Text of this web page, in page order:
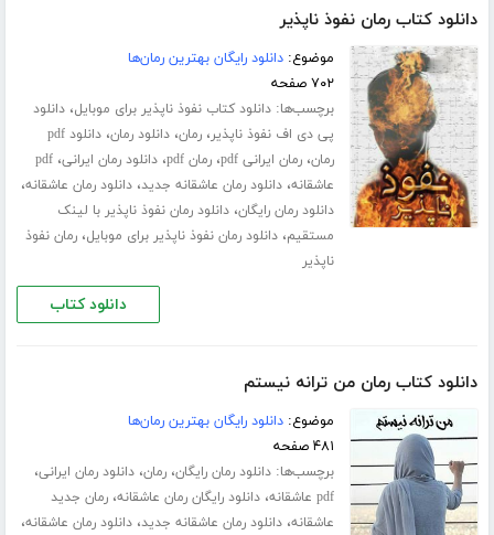
دانلود کتاب رمان نفوذ ناپذیر
موضوع:دانلود رایگان بهترین رمان‌ها
۷۰۲ صفحه
برچسب‌ها:دانلود کتاب نفوذ ناپذیر برای موبایل،دانلود
پی دی اف نفوذ ناپذیر،رمان،دانلود رمان،
دانلود pdf
رمان،رمان ایرانی pdf ،رمان pdf ،دانلود رمان ایرانی،pdf
عاشقانه،دانلود رمان عاشقانه جدید،دانلود رمان عاشقانه،
دانلود رمان رایگان،دانلود رمان نفوذ ناپذیر با لینک
مستقیم،دانلود رمان نفوذ ناپذیر برای موبایل،رمان نفوذ
ناپذیر
دانلود کتاب
دانلود کتاب رمان من ترانه نیستم
موضوع:دانلود رایگان بهترین رمان‌ها
۴۸۱ صفحه
برچسب‌ها:دانلود رمان رایگان،رمان،دانلود رمان ایرانی،
pdf عاشقانه ،دانلود رایگان رمان عاشقانه،رمان جدید
عاشقانه،دانلود رمان عاشقانه جدید،دانلود رمان عاشقانه،